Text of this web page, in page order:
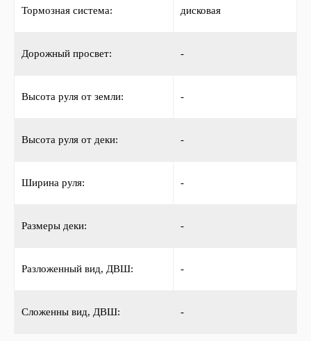
Тормозная система: дисковая
Дорожный просвет: -
Высота руля от земли: -
Высота руля от деки: -
Ширина руля: -
Размеры деки: -
Разложенный вид, ДВШ: -
Сложенны вид, ДВШ: -